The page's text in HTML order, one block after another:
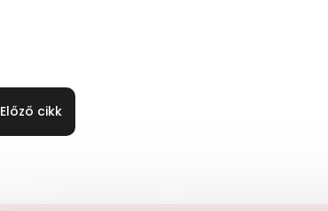
Előző cikk